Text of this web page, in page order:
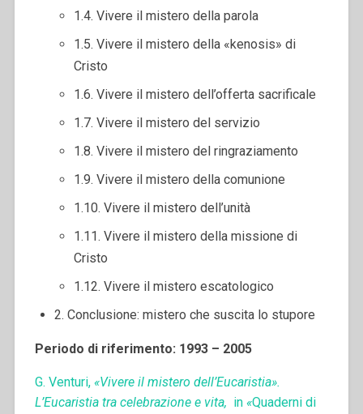
1.4. Vivere il mistero della parola
1.5. Vivere il mistero della «kenosis» di
Cristo
1.6. Vivere il mistero dell’offerta sacrificale
1.7. Vivere il mistero del servizio
1.8. Vivere il mistero del ringraziamento
1.9. Vivere il mistero della comunione
1.10. Vivere il mistero dell’unità
1.11. Vivere il mistero della missione di
Cristo
1.12. Vivere il mistero escatologico
2. Conclusione: mistero che suscita lo stupore
Periodo di riferimento: 1993 – 2005
G. Venturi, «Vivere il mistero dell’Eucaristia».
L’Eucaristia tra celebrazione e vita, in «Quaderni di